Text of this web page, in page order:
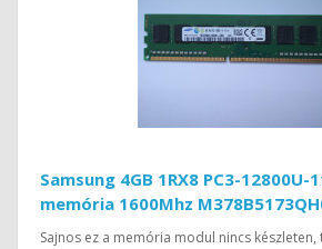
Samsung 4GB 1RX8 PC3-12800U-
memória 1600Mhz
Sajnos ez a memória modul nincs